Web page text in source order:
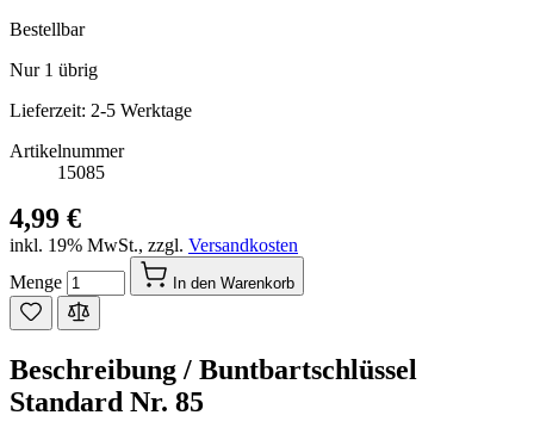
Bestellbar
Nur 1 übrig
Lieferzeit: 2-5 Werktage
Artikelnummer
15085
4,99 €
inkl. 19% MwSt., zzgl. Versandkosten
Menge
In den Warenkorb
Beschreibung / Buntbartschlüssel
Standard Nr. 85